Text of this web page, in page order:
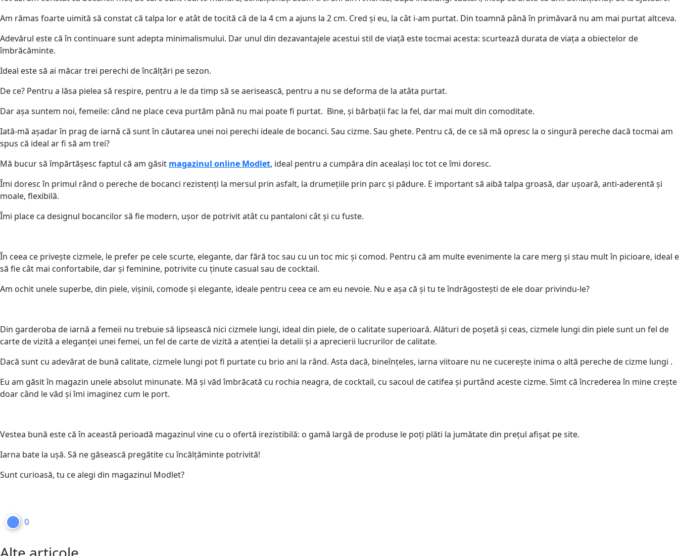
Am rămas foarte uimită să constat că talpa lor e atât de tocită că de la 4 cm a ajuns la 2 cm. Cred și eu, la cât i-am purtat. Din toamnă până în primăvară nu am mai purtat altceva.
Adevărul este că în continuare sunt adepta minimalismului. Dar unul din dezavantajele acestui stil de viață este tocmai acesta: scurtează durata de viața a obiectelor de
îmbrăcăminte.
Ideal este să ai măcar trei perechi de încălțări pe sezon.
De ce? Pentru a lăsa pielea să respire, pentru a le da timp să se aerisească, pentru a nu se deforma de la atâta purtat.
Dar așa suntem noi, femeile: când ne place ceva purtăm până nu mai poate fi purtat. Bine, și bărbații fac la fel, dar mai mult din comoditate.
Iată-mă așadar în prag de iarnă că sunt în căutarea unei noi perechi ideale de bocanci. Sau cizme. Sau ghete. Pentru că, de ce să mă opresc la o singură pereche dacă tocmai am
spus că ideal ar fi să am trei?
Mă bucur să împărtășesc faptul că am găsit magazinul online Modlet, ideal pentru a cumpăra din acealași loc tot ce îmi doresc.
Îmi doresc în primul rând o pereche de bocanci rezistenți la mersul prin asfalt, la drumețiile prin parc și pădure. E important să aibă talpa groasă, dar ușoară, anti-aderentă și
moale, flexibilă.
Îmi place ca designul bocancilor să fie modern, ușor de potrivit atât cu pantaloni cât și cu fuste.
În ceea ce privește cizmele, le prefer pe cele scurte, elegante, dar fără toc sau cu un toc mic și comod. Pentru că am multe evenimente la care merg și stau mult în picioare, ideal e
să fie cât mai confortabile, dar și feminine, potrivite cu ținute casual sau de cocktail.
Am ochit unele superbe, din piele, vișinii, comode și elegante, ideale pentru ceea ce am eu nevoie. Nu e așa că și tu te îndrăgostești de ele doar privindu-le?
Din garderoba de iarnă a femeii nu trebuie să lipsească nici cizmele lungi, ideal din piele, de o calitate superioară. Alături de poșetă și ceas, cizmele lungi din piele sunt un fel de
carte de vizită a eleganței unei femei, un fel de carte de vizită a atenției la detalii și a aprecierii lucrurilor de calitate.
Dacă sunt cu adevărat de bună calitate, cizmele lungi pot fi purtate cu brio ani la rând. Asta dacă, bineînțeles, iarna viitoare nu ne cucerește inima o altă pereche de cizme lungi .
Eu am găsit în magazin unele absolut minunate. Mă și văd îmbrăcată cu rochia neagra, de cocktail, cu sacoul de catifea și purtând aceste cizme. Simt că încrederea în mine crește
doar când le văd și îmi imaginez cum le port.
Vestea bună este că în această perioadă magazinul vine cu o ofertă irezistibilă: o gamă largă de produse le poți plăti la jumătate din prețul afișat pe site.
Iarna bate la ușă. Să ne găsească pregătite cu încălțăminte potrivită!
Sunt curioasă, tu ce alegi din magazinul Modlet?
0